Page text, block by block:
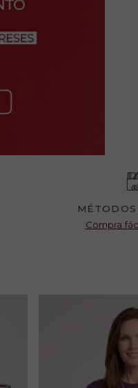
Compra